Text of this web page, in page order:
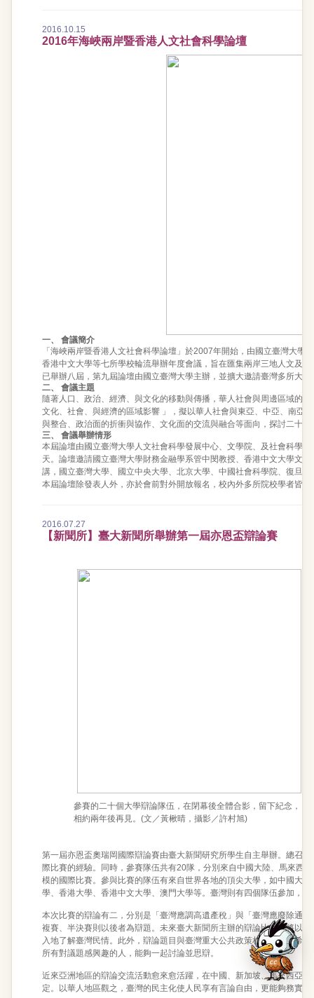
2016.10.15
2016年海峽兩岸暨香港人文社會科學論壇
一、 會議簡介
「海峽兩岸暨香港人文社會科學論壇」於2007年開始，由國立臺灣大
香港中文大學等七所學校輪流舉辦年度會議，旨在匯集兩岸三地人文及
已舉辦八屆，第九屆論壇由國立臺灣大學主辦，並擴大邀請臺灣多所大
二、 會議主題
隨著人口、政治、經濟、與文化的移動與傳播，華人社會與周邊區域的
文化、社會、與經濟的區域影響 」，擬以華人社會與東亞、中亞、南亞
與整合、政治面的折衝與協作、文化面的交流與融合等面向，探討二十
三、 會議舉辦情形
本屆論壇由國立臺灣大學人文社會科學發展中心、文學院、及社會科學
天。論壇邀請國立臺灣大學財務金融學系管中閔教授、香港中文大學文
講，國立臺灣大學、國立中央大學、北京大學、中國社會科學院、復旦
本屆論壇除發表人外，亦於會前對外開放報名，校內外多所院校學者皆
2016.07.27
【新聞所】臺大新聞所舉辦第一屆亦恩盃辯論賽
參賽的二十個大學辯論隊伍，在閉幕後全體合影，留下紀念，
相約兩年後再見。(文／黃楸晴，攝影／許村旭)
第一屆亦恩盃奧瑞岡國際辯論賽由臺大新聞研究所學生自主舉辦。總召
際比賽的經驗。同時，參賽隊伍共有20隊，分別來自中國大陸、馬來西
模的國際比賽。參與比賽的隊伍有來自世界各地的頂尖大學，如中國大
學、香港大學、香港中文大學、澳門大學等。臺灣則有四個隊伍參加，
本次比賽的辯論有二，分別是「臺灣應調高遺產稅」與「臺灣應廢除通
複賽、半決賽則以後者為辯題。未來臺大新聞所主辦的辯論比賽都將以
入地了解臺灣民情。此外，辯論題目與臺灣重大公共政策相關，也是希
所有對議題感興趣的人，能夠一起討論並思辯。
近來亞洲地區的辯論交流活動愈來愈活躍，在中國、新加坡、馬來西亞
定。以華人地區觀之，臺灣的民主化使人民享有言論自由，更能夠務實